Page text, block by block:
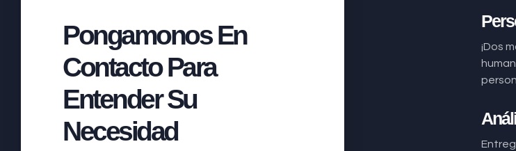
Pongamonos En
Contacto Para
Entender Su
Necesidad
¡Dos